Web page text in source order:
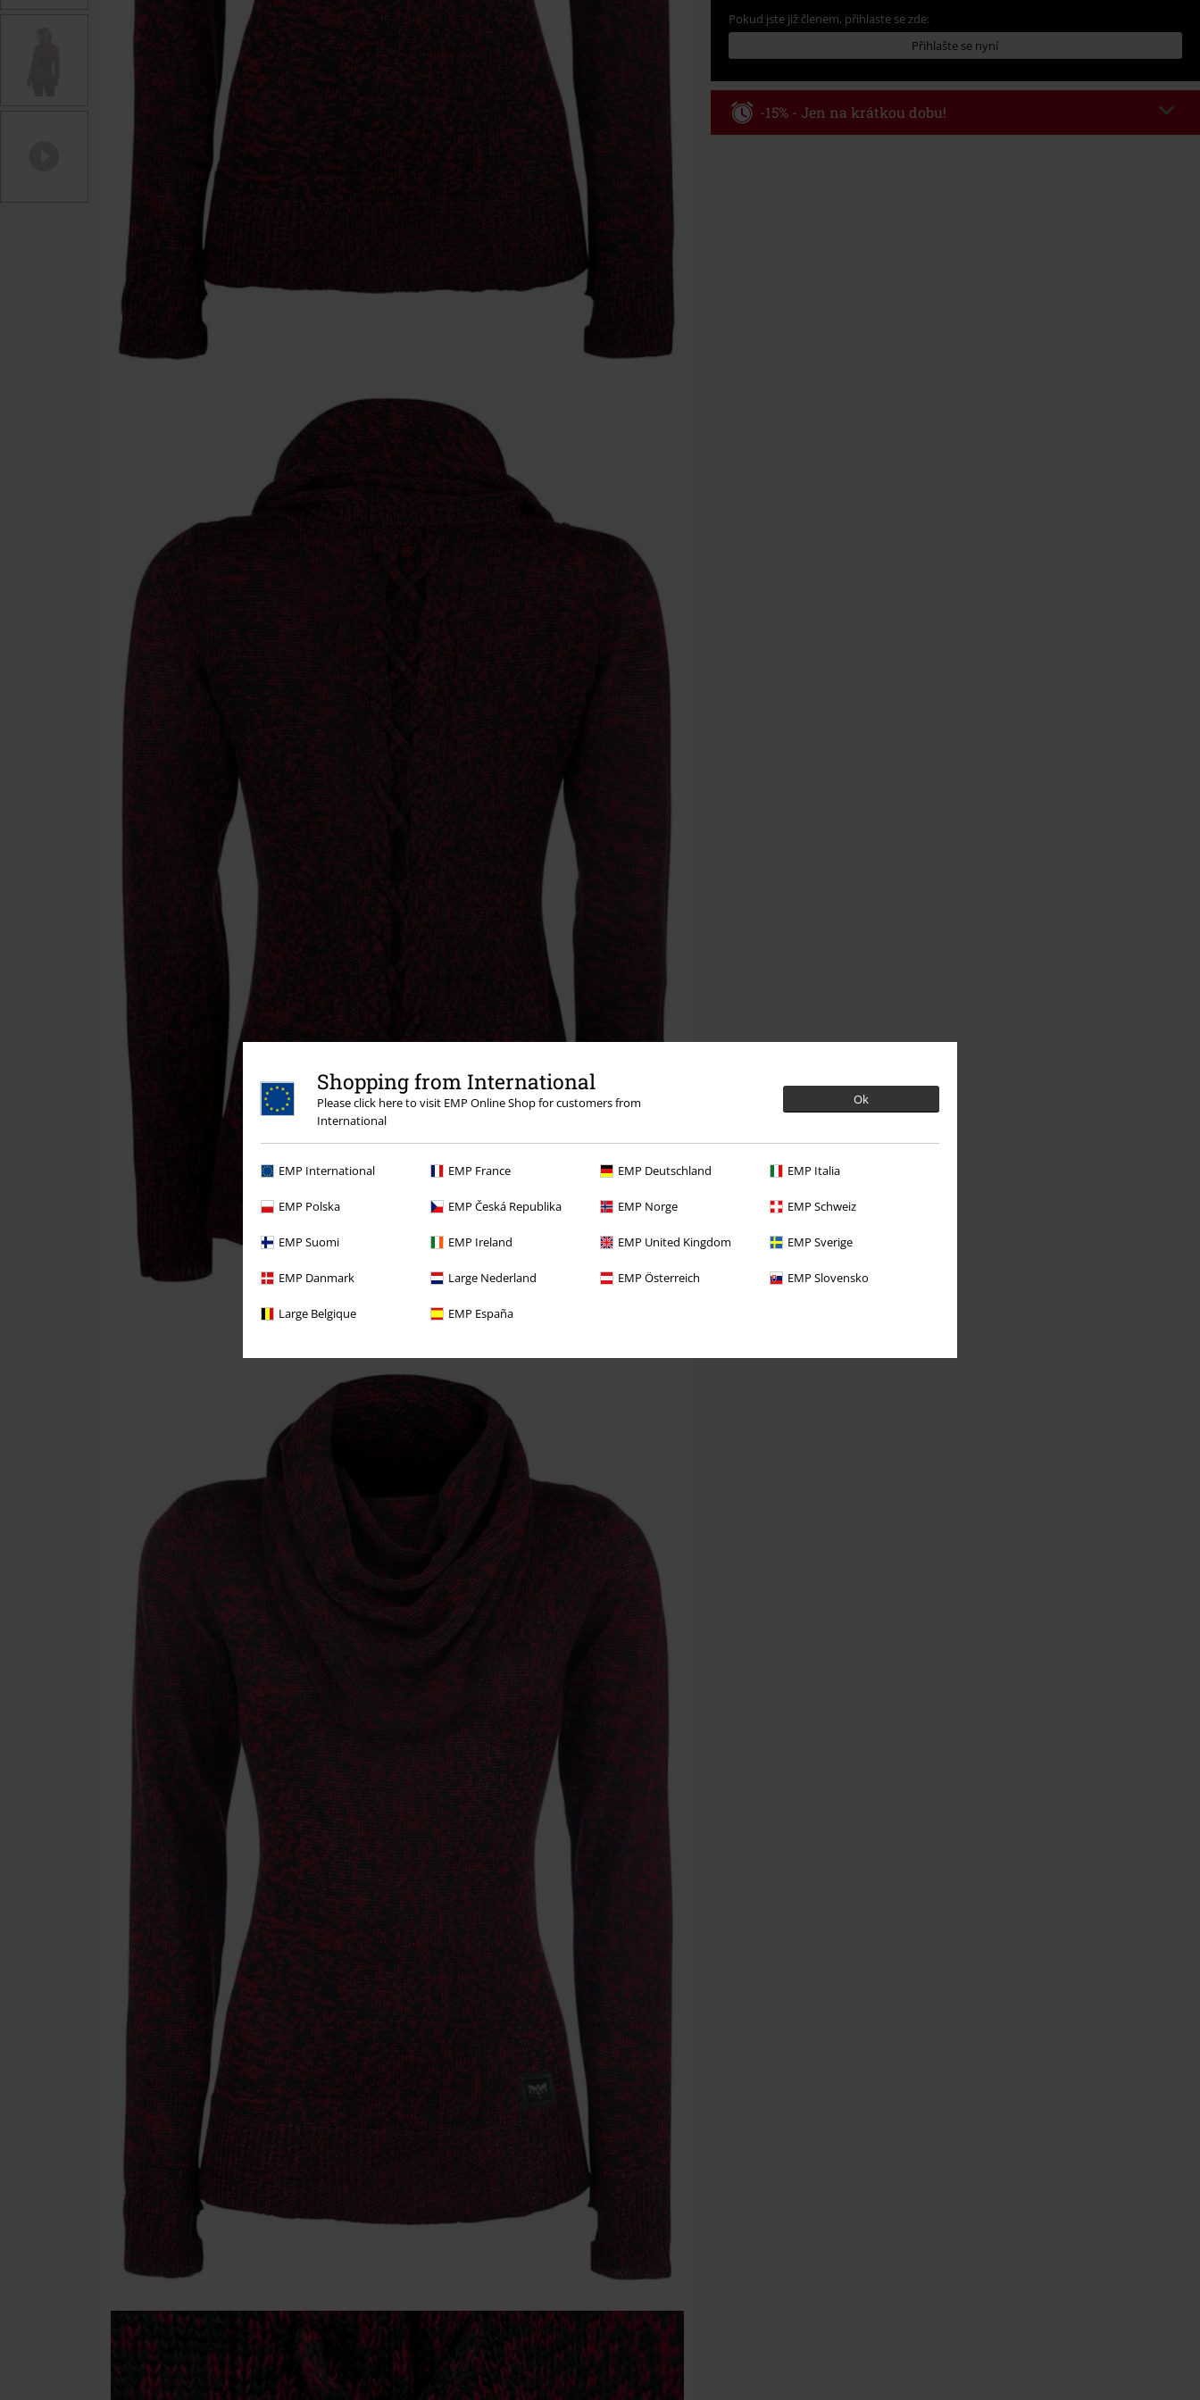
Shopping from International
Please click here to visit EMP Online Shop for customers from
International
Ok
EMP International EMP France EMP Deutschland EMP Italia
EMP Polska EMP Česká Republika EMP Norge EMP Schweiz
EMP Suomi EMP Ireland EMP United Kingdom EMP Sverige
EMP Danmark Large Nederland EMP Österreich EMP Slovensko
Large Belgique EMP España
Pokud jste již členem, přihlaste se zde:
Přihlašte se nyní
-15% - Jen na krátkou dobu!